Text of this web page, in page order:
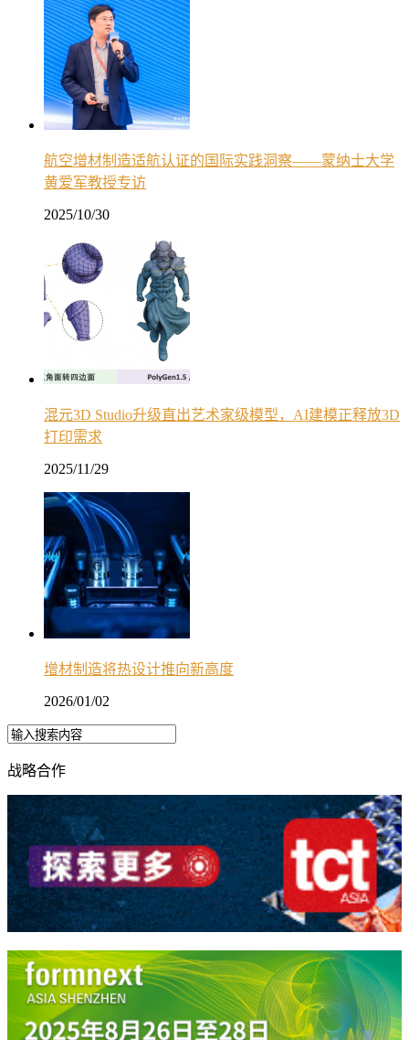
航空增材制造适航认证的国际实践洞察——蒙纳士大学
黄爱军教授专访
2025/10/30
混元3D Studio升级直出艺术家级模型，AI建模正释放3D
打印需求
2025/11/29
增材制造将热设计推向新高度
2026/01/02
战略合作